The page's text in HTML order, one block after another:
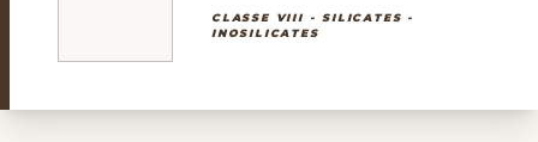
CLASSE VIII - SILICATES -
INOSILICATES